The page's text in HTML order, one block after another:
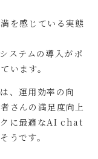
を感じている実態
ステムの導入がポ
います。
、運用効率の向
さんの満足度向上
クに最適なAI chat
うです。